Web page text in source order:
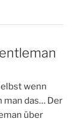
wenn
man das… Der
über